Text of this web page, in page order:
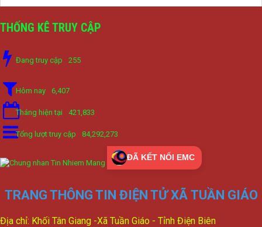
THỐNG KÊ TRUY CẬP
Đang truy cập 255
Hôm nay 6,407
Tháng hiện tại 421,833
Tổng lượt truy cập 84,292,273
ĐÃ KẾT NỐI EMC
TRANG THÔNG TIN ĐIỆN TỬ XÃ TUẦN GIÁO
Địa chỉ: Khối Tân Giang -Xã Tuần Giáo - Tỉnh Điện Biên